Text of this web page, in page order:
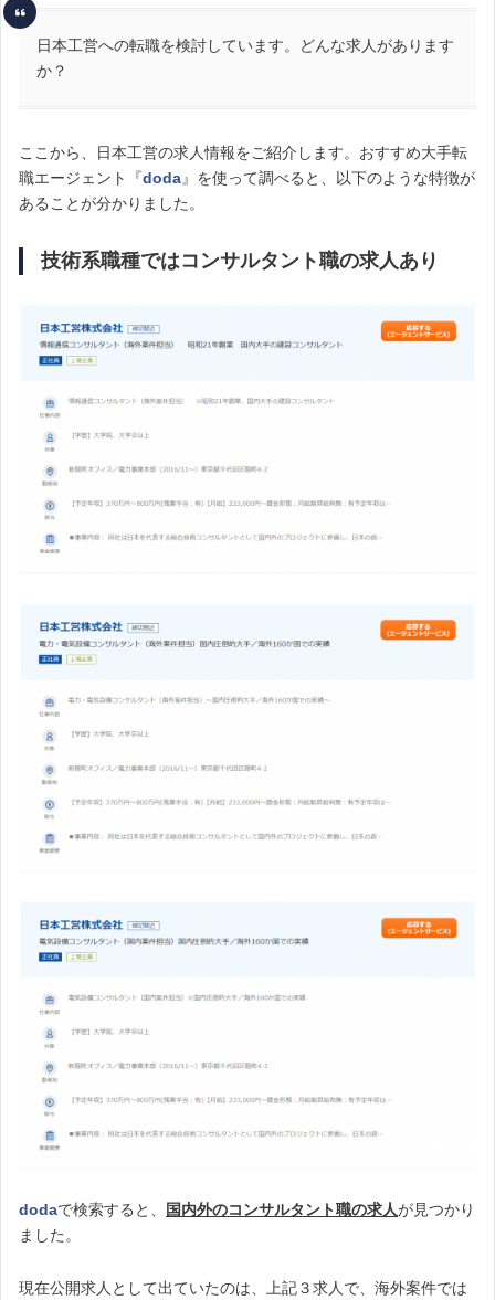
日本工営への転職を検討しています。どんな求人があります
か？
ここから、日本工営の求人情報をご紹介します。おすすめ大手転
職エージェント『doda』を使って調べると、以下のような特徴が
あることが分かりました。
技術系職種ではコンサルタント職の求人あり
dodaで検索すると、 国内外のコンサルタント職の求人が見つかり
ました。
現在公開求人として出ていたのは、上記３求人で、海外案件では